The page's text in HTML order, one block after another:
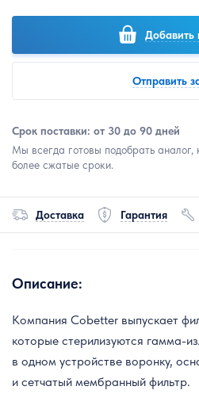
Добавить
Отправить
Срок поставки: от 30 до 90 дней
Мы всегда готовы подобрать
более сжатые сроки.
Доставка Гарантия
Описание:
Компания Cobetter выпускает
которые стерилизуются гамма-
в одном устройстве воронку,
и сетчатый мембранный фильтр.